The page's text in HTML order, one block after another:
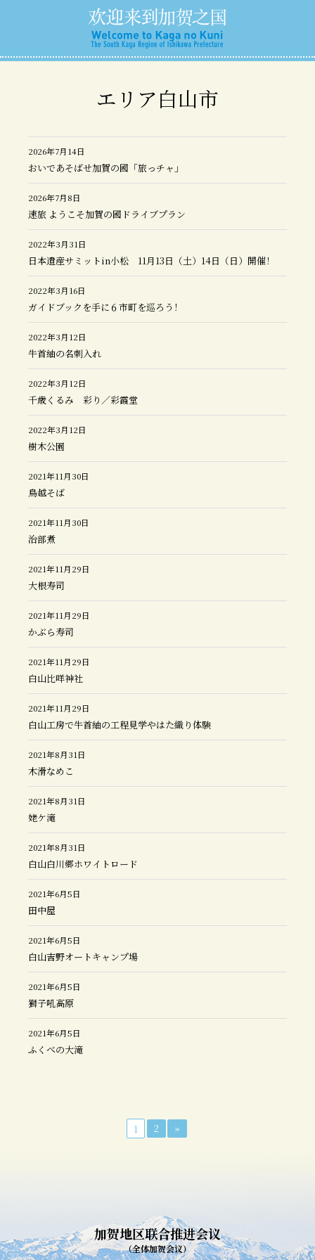
エリア白山市
2026年7月14日
おいであそばせ加賀の國「旅っチャ」
2026年7月8日
速旅 ようこそ加賀の國ドライブプラン
2022年3月31日
日本遺産サミットin小松 11月13日（土）14日（日）開催！
2022年3月16日
ガイドブックを手に６市町を巡ろう！
2022年3月12日
牛首紬の名刺入れ
2022年3月12日
千歳くるみ 彩り／彩霞堂
2022年3月12日
樹木公園
2021年11月30日
鳥越そば
2021年11月30日
治部煮
2021年11月29日
大根寿司
2021年11月29日
かぶら寿司
2021年11月29日
白山比咩神社
2021年11月29日
白山工房で牛首紬の工程見学やはた織り体験
2021年8月31日
木滑なめこ
2021年8月31日
姥ケ滝
2021年8月31日
白山白川郷ホワイトロード
2021年6月5日
田中屋
2021年6月5日
白山吉野オートキャンプ場
2021年6月5日
獅子吼高原
2021年6月5日
ふくべの大滝
1 2 »
加贺地区联合推进会议
（全体加贺会议）